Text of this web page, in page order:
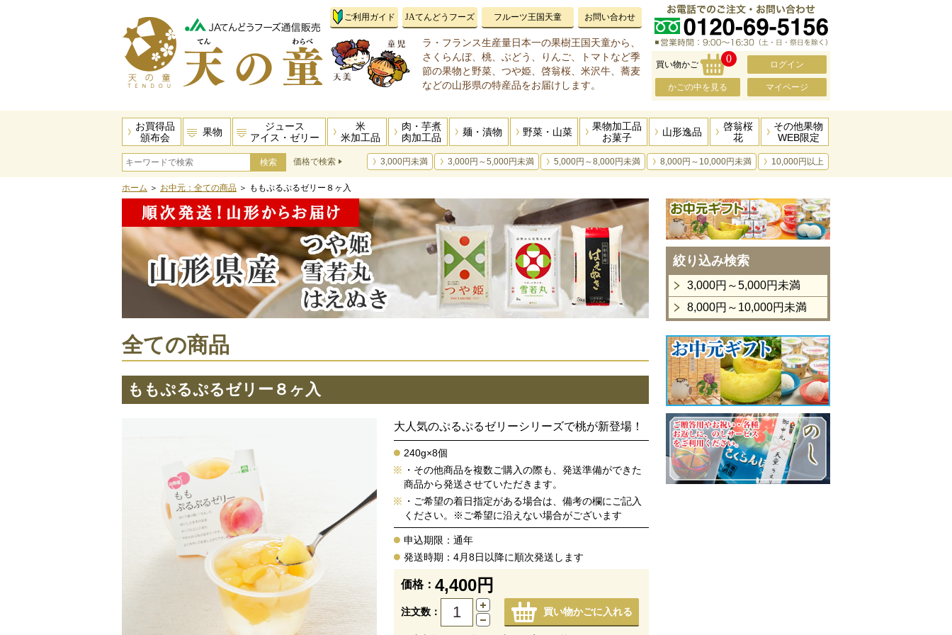
ご利用ガイド JAてんどうフーズ フルーツ王国天童 お問い合わせ
ラ・フランス生産量日本一の果樹王国天童から、
さくらんぼ、桃、ぶどう、りんご、トマトなど季
節の果物と野菜、つや姫、啓翁桜、米沢牛、蕎麦
などの山形県の特産品をお届けします。
買い物かご 0 ログイン
かごの中を見る マイページ
お買得品
頒布会
果物
ジュース
アイス・ゼリー
米
米加工品
肉・芋煮
肉加工品
麺・漬物 野菜・山菜
果物加工品
お菓子
山形逸品
啓翁桜
花
その他果物
WEB限定
価格で検索 3,000円未満 3,000円～5,000円未満 5,000円～8,000円未満 8,000円～10,000円未満 10,000円以上
ホーム ＞ お中元：全ての商品 ＞ ももぷるぷるゼリー８ヶ入
全ての商品
ももぷるぷるゼリー８ヶ入
大人気のぷるぷるゼリーシリーズで桃が新登場！
240g×8個
・その他商品を複数ご購入の際も、発送準備ができた
商品から発送させていただきます。
・ご希望の着日指定がある場合は、備考の欄にご記入
ください。※ご希望に沿えない場合がございます
申込期限：通年
発送時期：4月8日以降に順次発送します
価格： 4,400円
注文数： 買い物かごに入れる
絞り込み検索
3,000円～5,000円未満
8,000円～10,000円未満